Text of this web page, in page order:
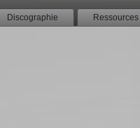
Discographie Ressources